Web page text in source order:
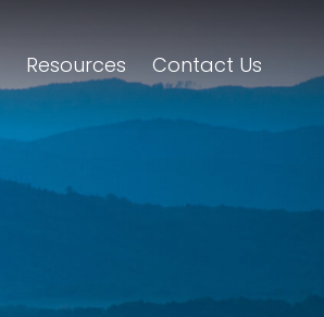
Resources Contact Us